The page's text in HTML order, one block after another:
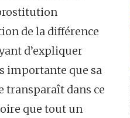
de la différence
d’expliquer
importante que sa
transparaît dans ce
que tout un